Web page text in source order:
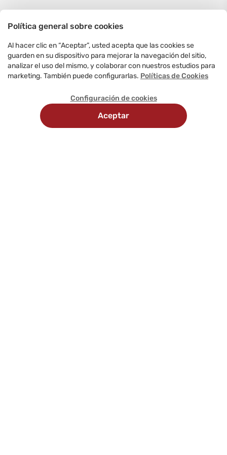
Política general sobre cookies
Al hacer clic en “Aceptar”, usted acepta que las cookies se
guarden en su dispositivo para mejorar la navegación del sitio,
analizar el uso del mismo, y colaborar con nuestros estudios para
marketing. También puede configurarlas. Políticas de Cookies
Configuración de cookies
Aceptar